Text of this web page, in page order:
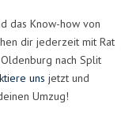
das Know-how von
dir jederzeit mit Rat
nach Split
uns jetzt und
Umzug!